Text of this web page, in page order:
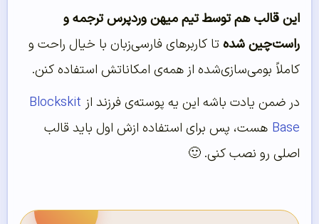
این قالب هم توسط تیم میهن وردپرس ترجمه و
راست‌چین شدهتا کاربرهای فارسی‌زبان با خیال راحت و
کاملاً بومی‌سازی‌شده از همه‌ی امکاناتش استفاده کنن.
در ضمن یادت باشه این یه پوسته‌ی فرزند از Blockskit
Base هست، پس برای استفاده ازش اول باید قالب
اصلی رو نصب کنی. 🙂